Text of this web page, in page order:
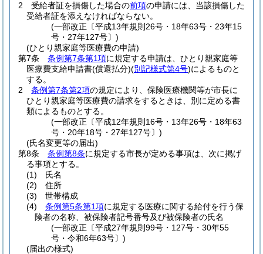
2
受給者証を損傷した場合の前項の申請には、当該損傷した
受給者証を添えなければならない。
(一部改正〔平成13年規則26号・18年63号・23年15
号・27年127号〕)
(ひとり親家庭等医療費の申請)
第7条
条例第7条第1項に規定する申請は、ひとり親家庭等
医療費支給申請書(償還払分)(別記様式第4号)によるものと
する。
2
条例第7条第2項の規定により、保険医療機関等が市長に
ひとり親家庭等医療費の請求をするときは、別に定める書
類によるものとする。
(一部改正〔平成12年規則16号・13年26号・18年63
号・20年18号・27年127号〕)
(氏名変更等の届出)
第8条
条例第8条に規定する市長が定める事項は、次に掲げ
る事項とする。
(1)
氏名
(2)
住所
(3)
世帯構成
(4)
条例第5条第1項に規定する医療に関する給付を行う保
険者の名称、被保険者記号番号及び被保険者の氏名
(一部改正〔平成27年規則99号・127号・30年55
号・令和6年63号〕)
(届出の様式)